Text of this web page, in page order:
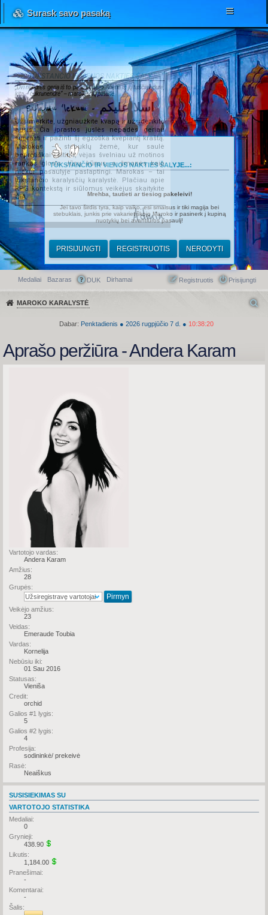
Surask savo pasaką
TŪKSTANČIO IR VIENOS NAKTIES ŠALYJE...
„Dvi nendrės geria iš to paties upelio. Viena iš jų tuščiavidurė,
kita – cukranendrė“ – marokiečių patarlė.
Salamu 'lekum - اسلا عليكم
Užsimerkite, užgniaužkite kvapą ir užsidenkite
ausis. Čia įprastos juslės nepadės geriau
suprasti ir pažinti šį egzotika kvepiantį kraštą.
Marokas – stebuklų žemė, kur saulė
beprotiškai kaitina, vėjas švelniau už motinos
rankas glosto Jūsų kūnus, o žmonės kaip
niekur pasaulyje paslaptingi. Marokas – tai
tūkstančio karalysčių karalystė. Plačiau apie
RPG kontekstą ir siūlomus veikėjus skaitykite
ČIA.
Admin
Greitasis meniu
Medaliai Bazaras DUK Dirhamai Prisijungti
Registruotis
MAROKO KARALYSTĖ
Dabar: Penktadienis ● 2026 rugpjūčio 7 d. ● 10:38:20
TŪKSTANČIO IR VIENOS NAKTIES ŠALYJE...:
Mrehba, tautieti ar tiesiog pakeleivi!
Jei tavo širdis tyra, kaip vaiko, esi smalsus ir tiki magija bei
stebuklais, junkis prie vakarietiškojo Maroko ir pasinerk į kupiną
nuotykių bei avantiūros pasaulį!
PRISIJUNGTI REGISTRUOTIS NERODYTI
Aprašo peržiūra - Andera Karam
Vartotojo vardas:
Andera Karam
Amžius:
28
Grupės:
Veikėjo amžius:
23
Veidas:
Emeraude Toubia
Vardas:
Kornelija
Nebūsiu iki:
01 Sau 2016
Statusas:
Vieniša
Credit:
orchid
Galios #1 lygis:
5
Galios #2 lygis:
4
Profesija:
sodininkė/ prekeivė
Rasė:
Neaiškus
SUSISIEKIMAS SU
VARTOTOJO STATISTIKA
Medaliai:
0
Grynieji:
438.90
Likutis:
1,184.00
Pranešimai:
-
Komentarai:
-
Šalis: